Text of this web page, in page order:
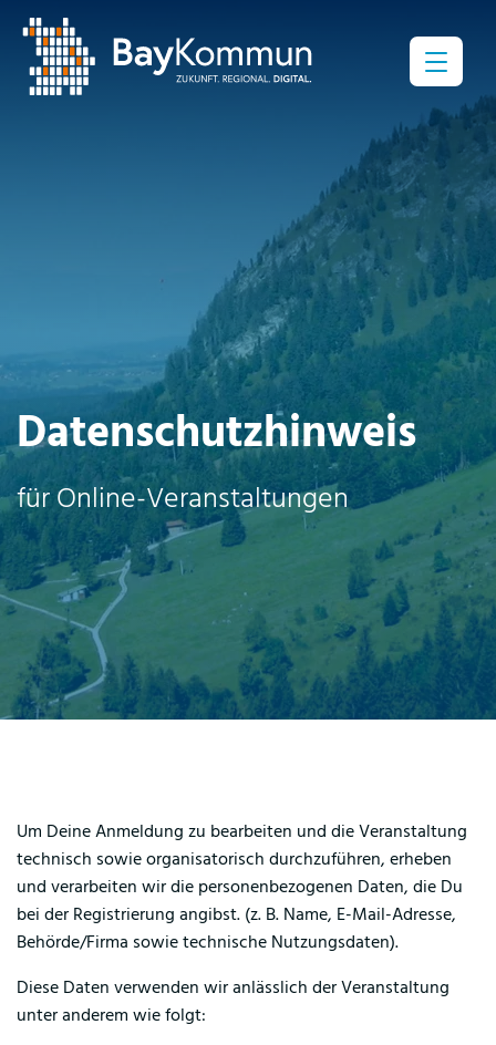
Menü
Datenschutzhinweis
für Online-Veranstaltungen
Um Deine Anmeldung zu bearbeiten und die Veranstaltung
technisch sowie organisatorisch durchzuführen, erheben
und verarbeiten wir die personenbezogenen Daten, die Du
bei der Registrierung angibst. (z. B. Name, E-Mail-Adresse,
Behörde/Firma sowie technische Nutzungsdaten).
Diese Daten verwenden wir anlässlich der Veranstaltung
unter anderem wie folgt: